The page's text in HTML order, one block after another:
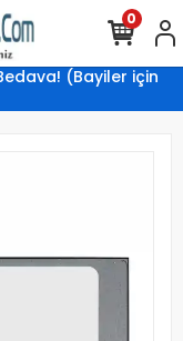
(Bayiler için
0